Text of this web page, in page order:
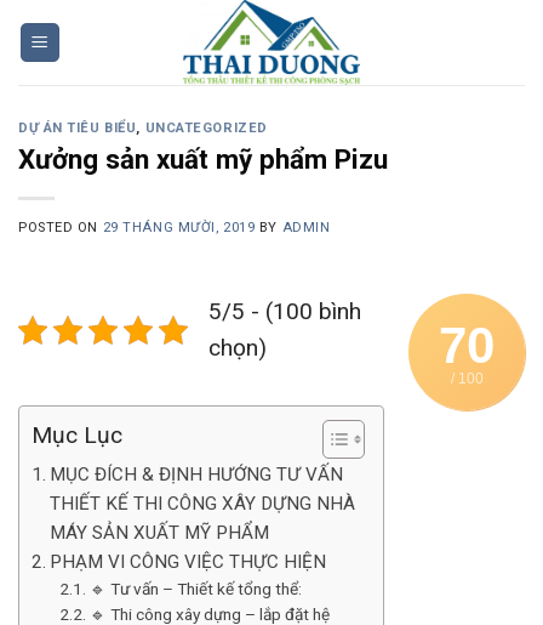
DỰ ÁN TIÊU BIỂU, UNCATEGORIZED
Xưởng sản xuất mỹ phẩm Pizu
POSTED ON 29 THÁNG MƯỜI, 2019 BY ADMIN
70
/ 100
5/5 - (100 bình
chọn)
Mục Lục
MỤC ĐÍCH & ĐỊNH HƯỚNG TƯ VẤN
THIẾT KẾ THI CÔNG XÂY DỰNG NHÀ
MÁY SẢN XUẤT MỸ PHẨM
PHẠM VI CÔNG VIỆC THỰC HIỆN
🔹 Tư vấn – Thiết kế tổng thể:
🔹 Thi công xây dựng – lắp đặt hệ